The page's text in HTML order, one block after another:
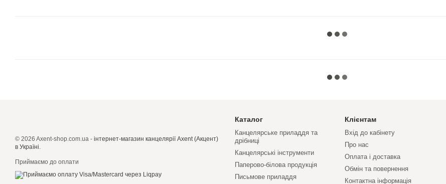
© 2026 Axent-shop.com.ua - iнтернет-магазин канцелярії Axent (Акцент)
в Україні.
Приймаємо до оплати
Каталог
Канцелярське приладдя та
дрібниці
Канцелярські інструменти
Паперово-білова продукція
Письмове приладдя
Клієнтам
Вхід до кабінету
Про нас
Оплата і доставка
Обмін та повернення
Контактна інформація